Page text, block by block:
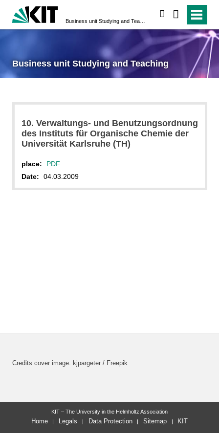
Business unit Studying and Teaching
10. Verwaltungs- und Benutzungsordnung
des Instituts für Organische Chemie der
Universität Karlsruhe (TH)
place:
PDF
Date:
04.03.2009
Credits cover image: kjpargeter / Freepik
KIT – The University in the Helmholtz Association
Home Legals Data Protection Sitemap KIT